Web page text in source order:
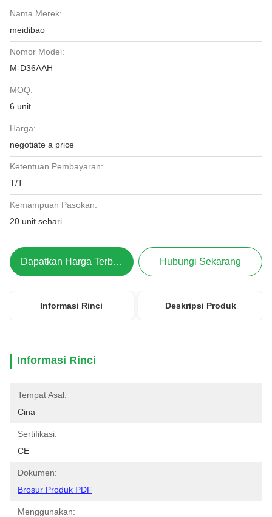
Nama Merek:
meidibao
Nomor Model:
M-D36AAH
MOQ:
6 unit
Harga:
negotiate a price
Ketentuan Pembayaran:
T/T
Kemampuan Pasokan:
20 unit sehari
Dapatkan Harga Terbaik Hubungi Sekarang
Informasi Rinci Deskripsi Produk
Informasi Rinci
Tempat Asal:
Cina
Sertifikasi:
CE
Dokumen:
Brosur Produk PDF
Menggunakan: